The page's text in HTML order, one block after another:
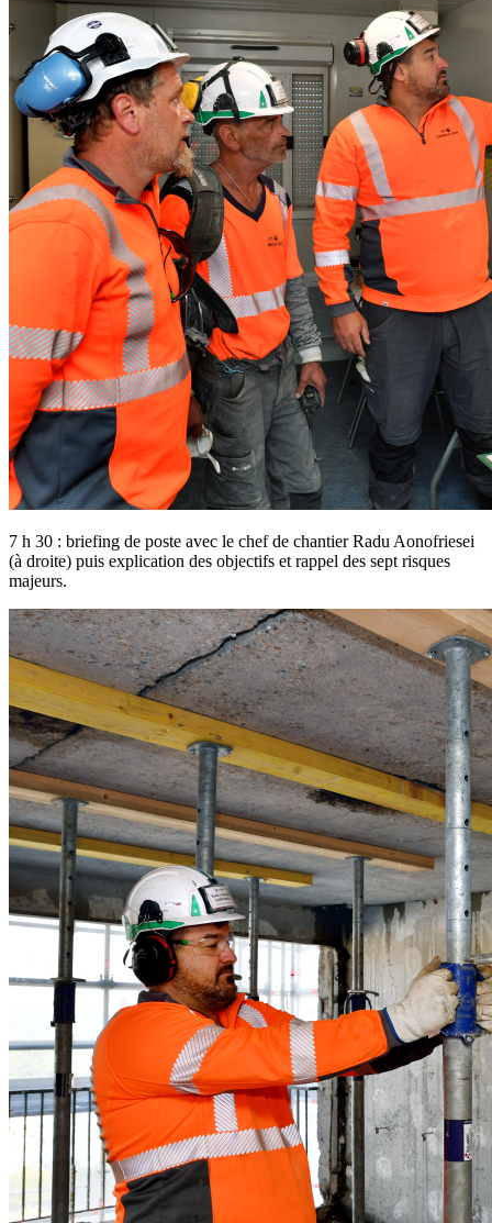
7 h 30 : briefing de poste avec le chef de chantier Radu Aonofriesei
(à droite) puis explication des objectifs et rappel des sept risques
majeurs.